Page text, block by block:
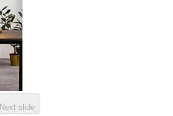
Next slide